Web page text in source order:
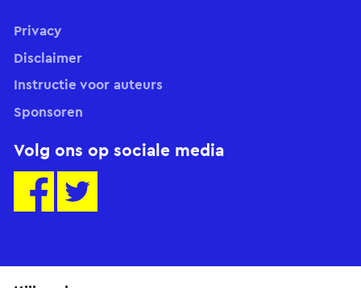
Volg ons op sociale media
Privacy
Disclaimer
Instructie voor auteurs
Sponsoren